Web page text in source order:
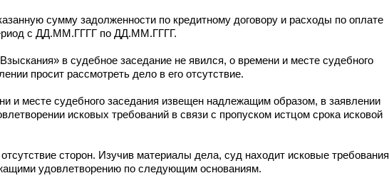
сумму задолженности по кредитному договору и расходы по оплате
с ДД.ММ.ГГГГ по ДД.ММ.ГГГГ.
в судебное заседание не явился, о времени и месте судебного
просит рассмотреть дело в его отсутствие.
и месте судебного заседания извещен надлежащим образом, в заявлении
исковых требований в связи с пропуском истцом срока исковой
сторон. Изучив материалы дела, суд находит исковые требования
удовлетворению по следующим основаниям.